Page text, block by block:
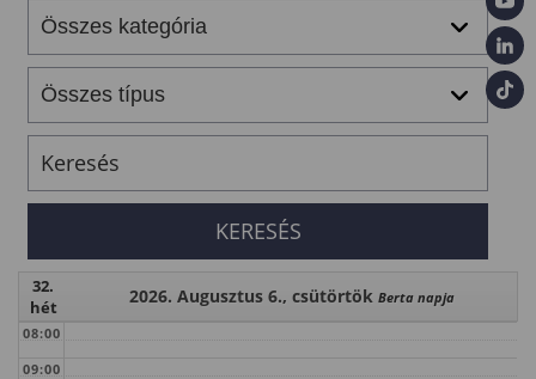
32.
hét
2026. Augusztus 6., csütörtök Berta napja
08:00
09:00